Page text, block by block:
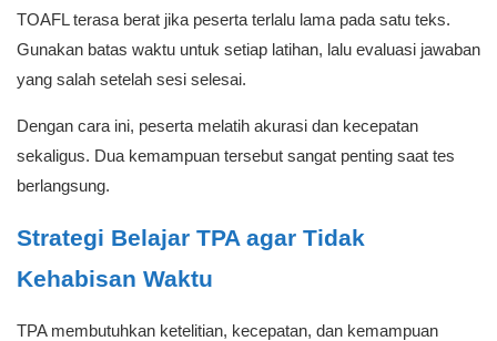
TOAFL terasa berat jika peserta terlalu lama pada satu teks.
Gunakan batas waktu untuk setiap latihan, lalu evaluasi jawaban
yang salah setelah sesi selesai.
Dengan cara ini, peserta melatih akurasi dan kecepatan
sekaligus. Dua kemampuan tersebut sangat penting saat tes
berlangsung.
Strategi Belajar TPA agar Tidak
Kehabisan Waktu
TPA membutuhkan ketelitian, kecepatan, dan kemampuan